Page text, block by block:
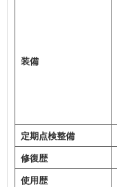
装備
定期点検整備
修復歴
使用歴